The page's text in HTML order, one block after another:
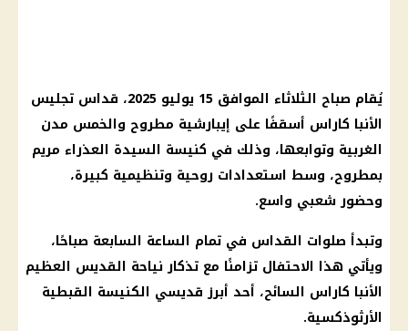
يُقام صباح الثلاثاء الموافق 15 يوليو 2025، قداس تجليس
الأنبا كاراس أسقفًا على إيبارشية مطروح والخمس مدن
الغربية وتوابعها، وذلك في كنيسة السيدة العذراء مريم
بمطروح، وسط استعدادات روحية وتنظيمية كبيرة،
وحضور شعبي واسع.
وتبدأ صلوات القداس في تمام الساعة السابعة صباحًا،
ويأتي هذا الاحتفال تزامنًا مع تذكار نياحة القديس العظيم
الأنبا كاراس السائح، أحد أبرز قديسي الكنيسة القبطية
الأرثوذكسية.